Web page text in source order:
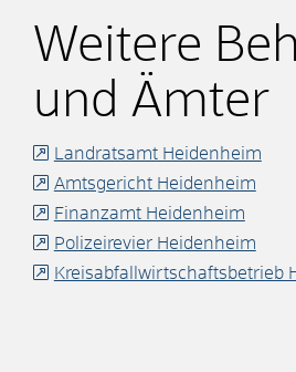
Weitere
und Ämter
Landratsamt Heidenheim
Amtsgericht Heidenheim
Finanzamt Heidenheim
Polizeirevier Heidenheim
Kreisabfallwirtschaftsbetrieb